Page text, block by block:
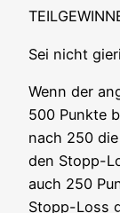
Sei nicht
Wenn der
500 Punk­te
nach 250
den Stopp-
auch 250
Stopp-Loss